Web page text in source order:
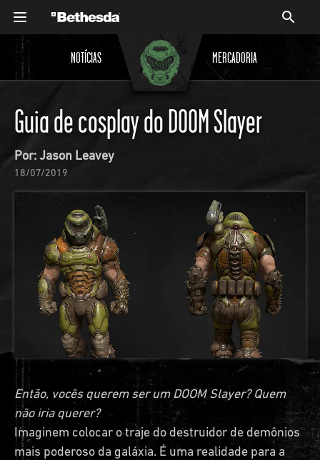
NOTÍCIAS MERCADORIA
Guia de cosplay do DOOM Slayer
Por: Jason Leavey
18/07/2019
Então, vocês querem ser um DOOM Slayer? Quem
não iria querer?
Imaginem colocar o traje do destruidor de demônios
mais poderoso da galáxia. É uma realidade para a